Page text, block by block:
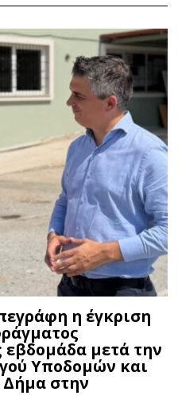
η έγκριση
εβδομάδα μετά την
Υποδομών και
στην